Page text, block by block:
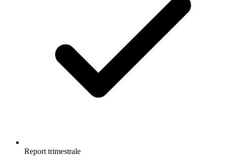
Report trimestrale